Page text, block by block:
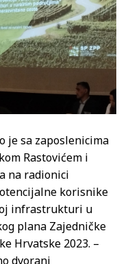
je sa zaposlenicima
Rastovićem i
na radionici
korisnike
infrastrukturi u
plana Zajedničke
Hrvatske 2023. –
dvorani